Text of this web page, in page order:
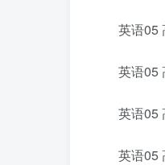
英语05
英语05
英语05
英语05